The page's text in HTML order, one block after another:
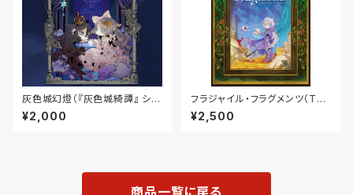
灰色城幻燈（『灰色城綺譚』 シナ
リオ集）
¥2,000
フラジャイル・フラグメンツ（TRP
Gルールブック）
¥2,500
商品一覧に戻る